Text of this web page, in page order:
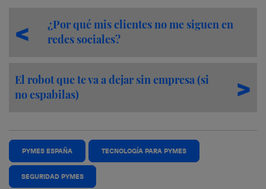
¿Por qué mis clientes no me siguen en
redes sociales?
El robot que te va a dejar sin empresa (si
no espabilas)
PYMES ESPAÑA TECNOLOGÍA PARA PYMES
SEGURIDAD PYMES